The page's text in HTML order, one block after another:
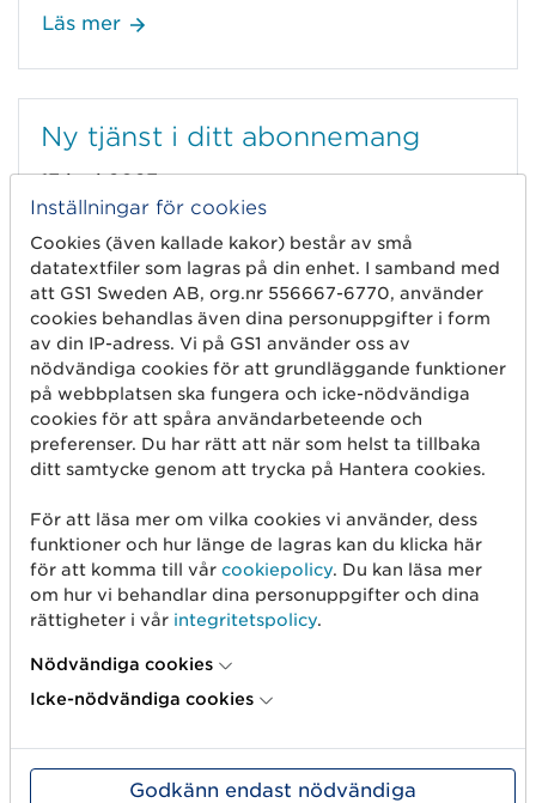
Läs mer
Ny tjänst i ditt abonnemang
13 juni 2023
Med nya tjänsten `Mina Platser´ kan du på
ett effektivt och säkert sätt skapa, hantera
och dela basinformation kopplat till dina
GS1-lokaliseringsnummer (GLN).
Webbtjänsten ingår från och med nu i ditt
Företagsprefix-abonnemang.
Läs mer
Hållbarhet i fokus på event om
digitala produktpass
7 november 2022
Se hybridwebinaret om digitala produktpass
igen och lär dig mer om hur den kommande
varumärkesägare.
Inställningar för cookies
Cookies (även kallade kakor) består av små
datatextfiler som lagras på din enhet. I samband med
att GS1 Sweden AB, org.nr 556667-6770, använder
cookies behandlas även dina personuppgifter i form
av din IP-adress. Vi på GS1 använder oss av
nödvändiga cookies för att grundläggande funktioner
på webbplatsen ska fungera och icke-nödvändiga
cookies för att spåra användarbeteende och
preferenser. Du har rätt att när som helst ta tillbaka
ditt samtycke genom att trycka på Hantera cookies.
För att läsa mer om vilka cookies vi använder, dess
funktioner och hur länge de lagras kan du klicka här
för att komma till vår cookiepolicy. Du kan läsa mer
om hur vi behandlar dina personuppgifter och dina
rättigheter i vår integritetspolicy.
Nödvändiga cookies
Icke-nödvändiga cookies
Godkänn endast nödvändiga